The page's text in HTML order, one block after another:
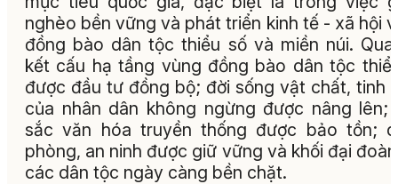
nghèo bền vững và phát triển kinh tế - xã hội
đồng bào dân tộc thiểu số và miền núi.
kết cấu hạ tầng vùng đồng bào dân tộc
được đầu tư đồng bộ; đời sống vật chất, tinh
của nhân dân không ngừng được nâng lên;
sắc văn hóa truyền thống được bảo tồn;
phòng, an ninh được giữ vững và khối đại
các dân tộc ngày càng bền chặt.